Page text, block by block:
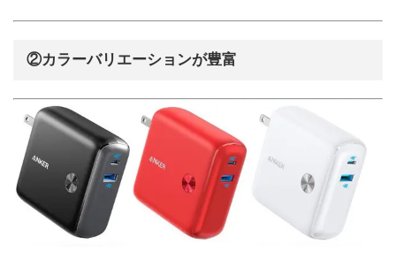
②カラーバリエーションが豊富